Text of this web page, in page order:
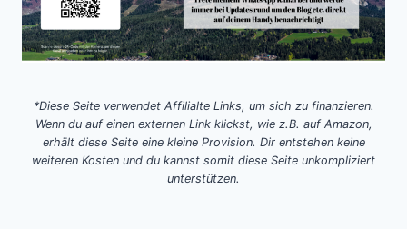
*Diese Seite verwendet Affilialte Links, um sich zu finanzieren.
Wenn du auf einen externen Link klickst, wie z.B. auf Amazon,
erhält diese Seite eine kleine Provision. Dir entstehen keine
weiteren Kosten und du kannst somit diese Seite unkompliziert
unterstützen.